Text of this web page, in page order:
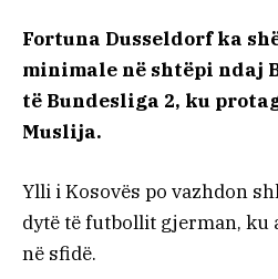
Fortuna Dusseldorf ka
minimale në shtëpi ndaj
të Bundesliga 2, ku
Muslija.
Ylli i Kosovës po vazhdon
dytë të futbollit gjerman, ku
në sfidë.